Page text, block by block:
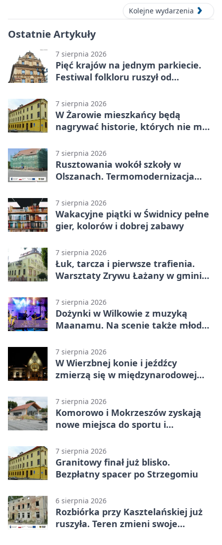
Kolejne wydarzenia
Ostatnie Artykuły
7 sierpnia 2026
Pięć krajów na jednym parkiecie.
Festiwal folkloru ruszył od
7 sierpnia 2026
W Żarowie mieszkańcy będą
nagrywać historie, których nie ma
7 sierpnia 2026
Rusztowania wokół szkoły w
Olszanach. Termomodernizacja
7 sierpnia 2026
Wakacyjne piątki w Świdnicy pełne
gier, kolorów i dobrej zabawy
7 sierpnia 2026
Łuk, tarcza i pierwsze trafienia.
Warsztaty Zrywu Łażany w gminie
7 sierpnia 2026
Dożynki w Wilkowie z muzyką
Maanamu. Na scenie także młode
7 sierpnia 2026
W Wierzbnej konie i jeźdźcy
zmierzą się w międzynarodowej
7 sierpnia 2026
Komorowo i Mokrzeszów zyskają
nowe miejsca do sportu i
7 sierpnia 2026
Granitowy finał już blisko.
Bezpłatny spacer po Strzegomiu
6 sierpnia 2026
Rozbiórka przy Kasztelańskiej już
ruszyła. Teren zmieni swoje